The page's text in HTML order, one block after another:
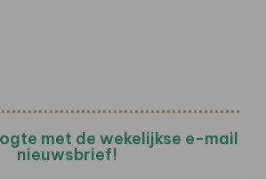
met de wekelijkse e-mail
nieuwsbrief!